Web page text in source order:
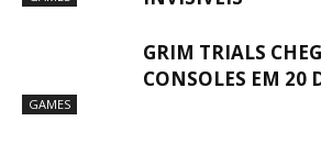
GAMES
GRIM TRIALS
CONSOLES EM 20